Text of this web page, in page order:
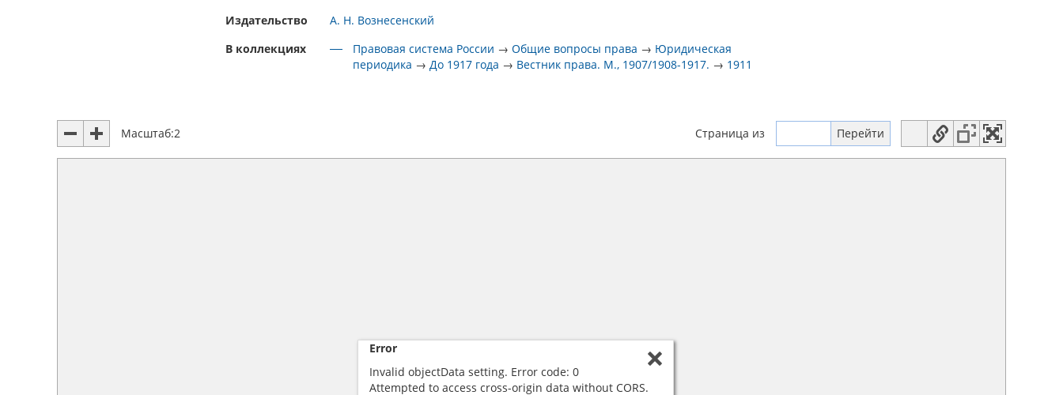
Издательство
А. Н. Вознесенский
В коллекциях
Правовая система России →Общие вопросы права → Юридическая
периодика →До 1917 года → Вестник права. М., 1907/1908-1917. → 1911
Масштаб:2 Страница из
Error
Invalid objectData setting. Error code: 0
Attempted to access cross-origin data without CORS.